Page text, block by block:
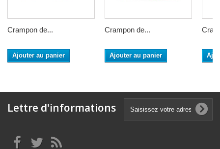
Crampon de...
Ajouter au panier
Crampon de...
Ajouter au panier
Lettre d'informations